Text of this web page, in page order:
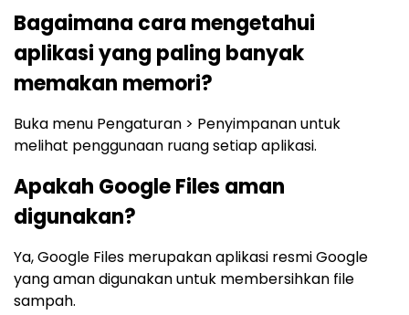
Bagaimana cara mengetahui
aplikasi yang paling banyak
memakan memori?
Buka menu Pengaturan > Penyimpanan untuk
melihat penggunaan ruang setiap aplikasi.
Apakah Google Files aman
digunakan?
Ya, Google Files merupakan aplikasi resmi Google
yang aman digunakan untuk membersihkan file
sampah.